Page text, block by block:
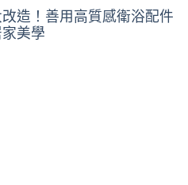
造！善用高質感衛浴配件
美學